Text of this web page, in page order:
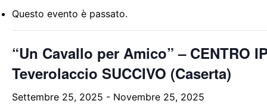
Questo evento è passato.
“Un Cavallo per Amico” – CENTRO
Teverolaccio SUCCIVO (Caserta)
Settembre 25, 2025 - Novembre 25, 2025